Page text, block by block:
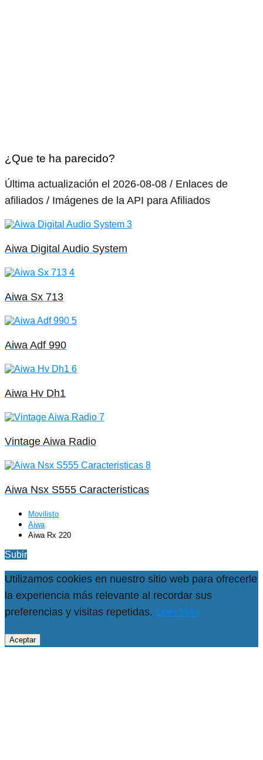
¿Que te ha parecido?
Última actualización el 2026-08-08 / Enlaces de
afiliados / Imágenes de la API para Afiliados
Aiwa Digital Audio System
Aiwa Sx 713
Aiwa Adf 990
Aiwa Hv Dh1
Vintage Aiwa Radio
Aiwa Nsx S555 Caracteristicas
Movilisto
Aiwa
Aiwa Rx 220
Subir
Utilizamos cookies en nuestro sitio web para ofrecerle
la experiencia más relevante al recordar sus
preferencias y visitas repetidas. Leer Más
Aceptar